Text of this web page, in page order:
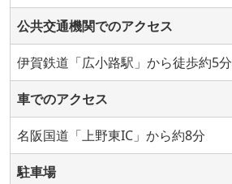
公共交通機関でのアクセス
伊賀鉄道「広小路駅」から徒歩約5分
車でのアクセス
名阪国道「上野東IC」から約8分
駐車場